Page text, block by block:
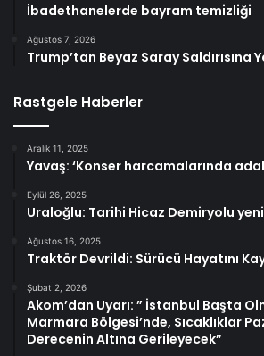
İbadethanelerde bayram temizliği
Ağustos 7, 2026
Trump’tan Beyaz Saray Saldırısına
Rastgele Haberler
Aralık 11, 2025
Yavaş: ‘Konser harcamalarında
Eylül 26, 2025
Uraloğlu: Tarihi Hicaz Demiryolu
Ağustos 16, 2025
Traktör Devrildi: Sürücü Hayatını
Şubat 2, 2026
Akom’dan Uyarı: ” İstanbul Başta
Marmara Bölgesi’nde, Sıcaklıklar
Derecenin Altına Gerileyecek”